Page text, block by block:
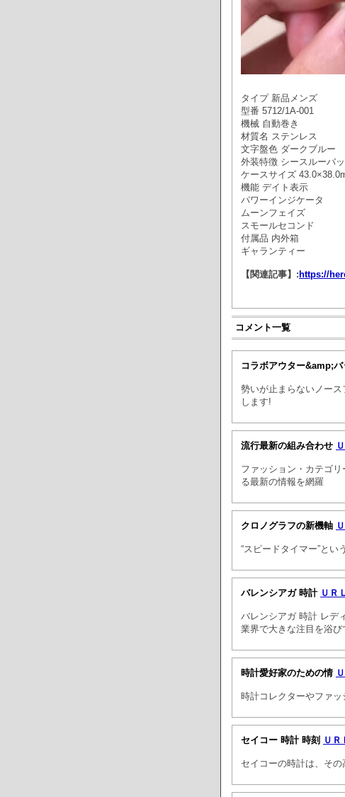
タイプ 新品メンズ
型番 5712/1A-001
機械 自動巻き
材質名 ステンレス
文字盤色 ダークブルー
外装特徴 シースルーバ
ケースサイズ
機能 デイト表示
パワーインジケータ
ムーンフェイズ
スモールセコンド
付属品 内外箱
ギャランティー
【関連記事】: https://
コメント一覧
コラボアウター&amp;
勢いが止まらないノー
します!
流行最新の組み合わせ
ファッション・カテゴ
る最新の情報を網羅
クロノグラフの新機軸
“スピードタイマー”と
バレンシアガ 時計 ＵＲＬ
バレンシアガ 時計 レデ
業界で大きな注目を浴び
時計愛好家のための情
時計コレクターやファ
セイコー 時計 時刻 ＵＲ
セイコーの時計は、そ